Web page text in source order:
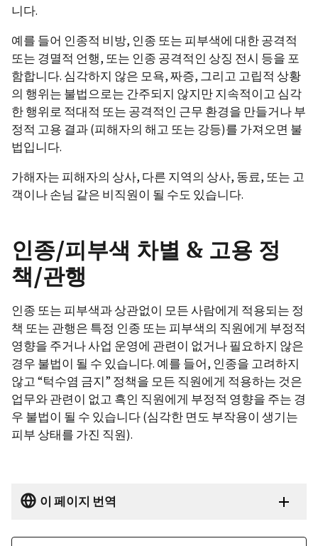
니다.
예를 들어 인종적 비방, 인종 또는 피부색에 대한 공격적
또는 경멸적 언행, 또는 인종 공격적인 상징 전시 등을 포
함합니다. 심각하지 않은 모욕, 짜증, 그리고 고립적 상황
의 행위는 불법으로는 간주되지 않지만 지속적이고 심각
한 행위로 적대적 또는 공격적인 근무 환경을 만들거나 부
정적 고용 결과 (피해자의 해고 또는 강등)를 가져오면 불
법입니다.
가해자는 피해자의 상사, 다른 지역의 상사, 동료, 또는 고
객이나 손님 같은 비직원이 될 수도 있습니다.
인종/피부색 차별 & 고용 정
책/관행
인종 또는 피부색과 상관없이 모든 사람에게 적용되는 정
책 또는 관행은 특정 인종 또는 피부색의 직원에게 부정적
영향을 주거나 사업 운영에 관련이 없거나 필요하지 않은
경우 불법이 될 수 있습니다. 예를 들어, 인종을 고려하지
않고 “턱수염 금지” 정책을 모든 직원에게 적용하는 것은
업무와 관련이 없고 흑인 직원에게 부정적 영향을 주는 경
우 불법이 될 수 있습니다 (심각한 면도 부작용이 생기는
피부 상태를 가진 직원).
이 페이지 번역